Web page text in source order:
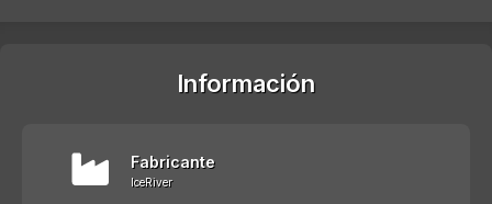
Información
Fabricante
IceRiver